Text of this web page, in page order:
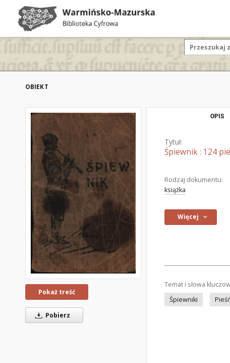
OBIEKT
Pokaż treść
Pobierz
OPIS
Tytuł:
Śpiewnik : 124
Rodzaj dokumentu:
książka
Więcej
Temat i słowa
Śpiewniki